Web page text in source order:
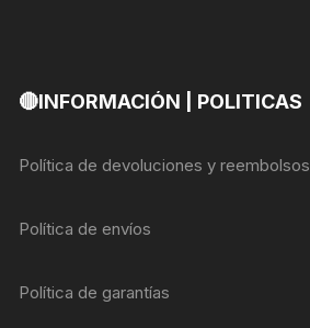
🔴INFORMACIÓN | POLITICAS
Política de devoluciones y reembolsos
Política de envíos
Política de garantías